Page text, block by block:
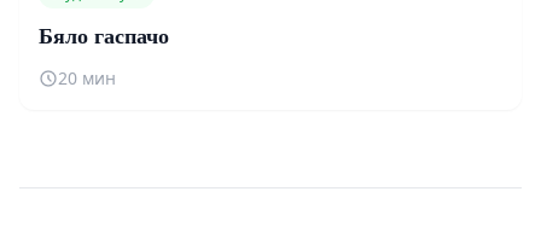
Бяло гаспачо
20 мин